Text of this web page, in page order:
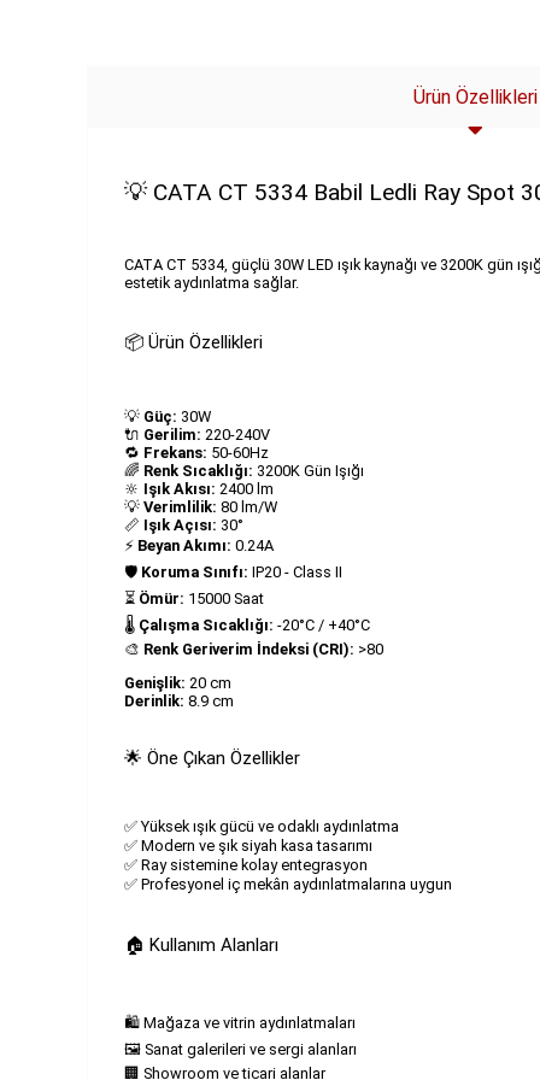
Ürün Özellikleri
💡 CATA CT 5334 Babil Ledli Ray Spot
CATA CT 5334, güçlü 30W LED ışık kaynağı ve 3200K gün
estetik aydınlatma sağlar.
📦 Ürün Özellikleri
💡 Güç: 30W
🔌 Gerilim: 220-240V
🔁 Frekans: 50-60Hz
🌈 Renk Sıcaklığı: 3200K Gün Işığı
🔆 Işık Akısı: 2400 lm
💡 Verimlilik: 80 lm/W
📏 Işık Açısı: 30°
⚡ Beyan Akımı: 0.24A
🛡️ Koruma Sınıfı: IP20 - Class II
⏳ Ömür: 15000 Saat
🌡️ Çalışma Sıcaklığı: -20°C / +40°C
🎨 Renk Geriverim İndeksi (CRI): >80
Genişlik: 20 cm
Derinlik: 8.9 cm
🌟 Öne Çıkan Özellikler
✅ Yüksek ışık gücü ve odaklı aydınlatma
✅ Modern ve şık siyah kasa tasarımı
✅ Ray sistemine kolay entegrasyon
✅ Profesyonel iç mekân aydınlatmalarına uygun
🏠 Kullanım Alanları
🛍️ Mağaza ve vitrin aydınlatmaları
🖼️ Sanat galerileri ve sergi alanları
🏢 Showroom ve ticari alanlar